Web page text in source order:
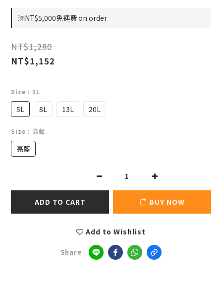
滿NT$5,000免運費 on order
NT$1,280
NT$1,152
Size : 5L
5L 8L 13L 20L
Size : 亮藍
亮藍
ADD TO CART BUY NOW
Add to Wishlist
Share